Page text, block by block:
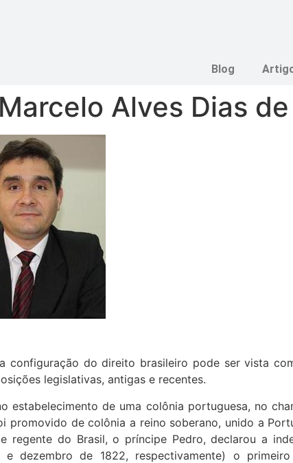
Blog
Alves Dias
configuração do direito brasileiro pode ser vista
legislativas, antigas e recentes.
de uma colônia portuguesa, no
promovido de colônia a reino soberano, unido a
do Brasil, o príncipe Pedro, declarou a
dezembro de 1822, respectivamente) o